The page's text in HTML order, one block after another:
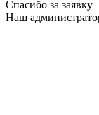
Спасибо за заявку
Наш